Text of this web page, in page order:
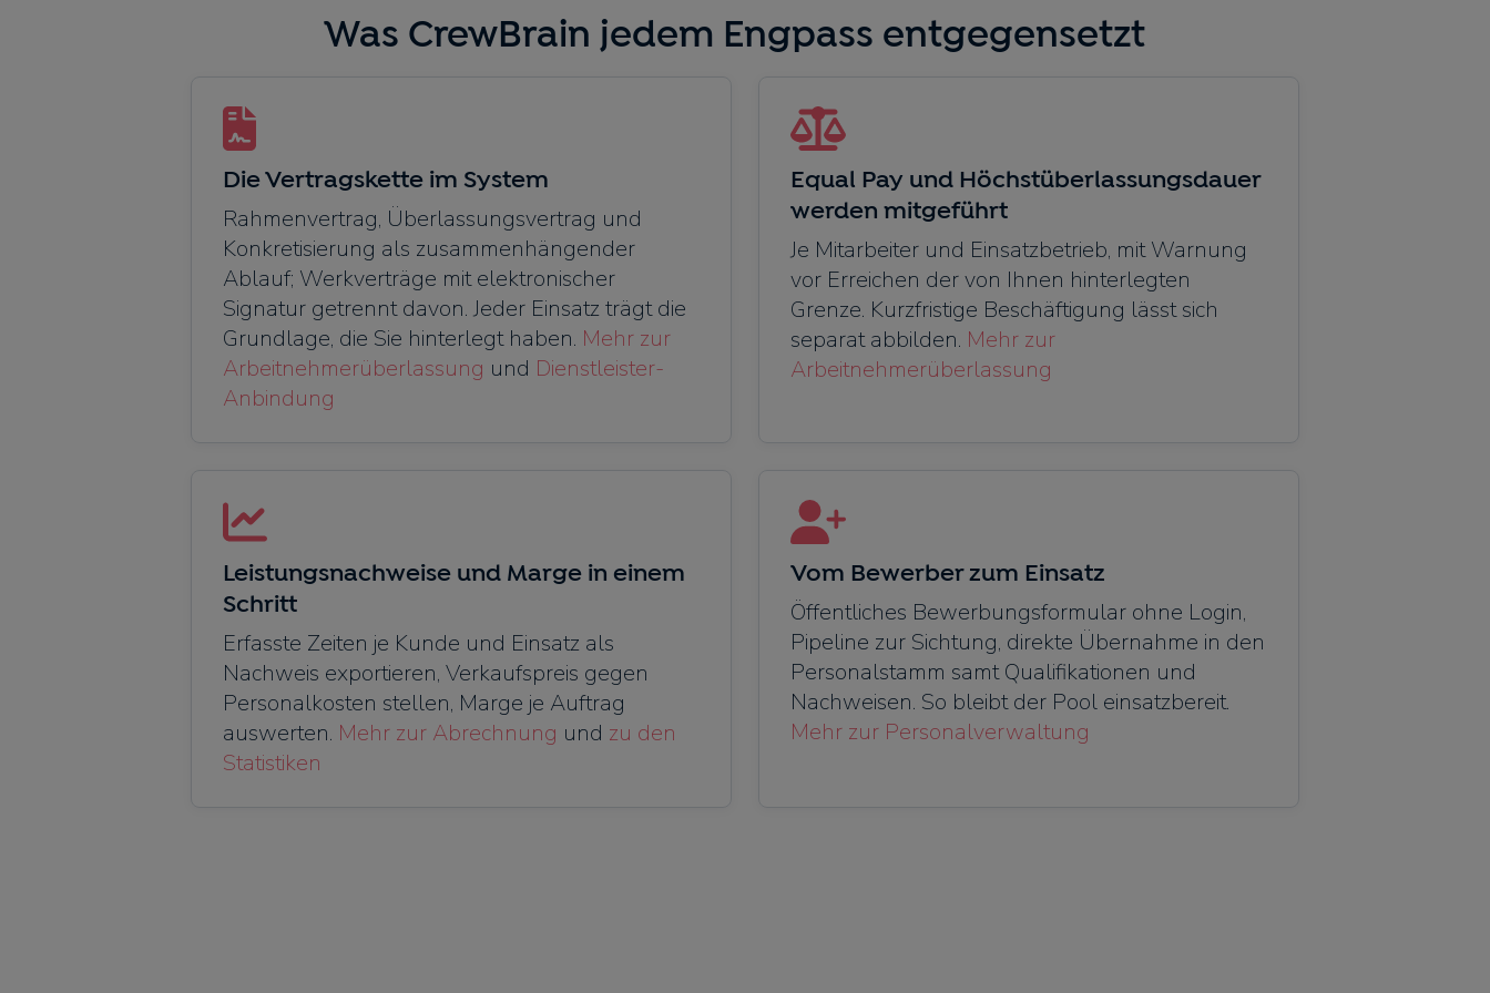
Was CrewBrain jedem Engpass entgegensetzt
Die Vertragskette im System
Rahmenvertrag, Überlassungsvertrag und
Konkretisierung als zusammenhängender
Ablauf; Werkverträge mit elektronischer
Signatur getrennt davon. Jeder Einsatz trägt die
Grundlage, die Sie hinterlegt haben. Mehr zur
Arbeitnehmerüberlassung und Dienstleister-
Anbindung
Equal Pay und Höchstüberlassungsdauer
werden mitgeführt
Je Mitarbeiter und Einsatzbetrieb, mit Warnung
vor Erreichen der von Ihnen hinterlegten
Grenze. Kurzfristige Beschäftigung lässt sich
separat abbilden. Mehr zur
Arbeitnehmerüberlassung
Leistungsnachweise und Marge in einem
Schritt
Erfasste Zeiten je Kunde und Einsatz als
Nachweis exportieren, Verkaufspreis gegen
Personalkosten stellen, Marge je Auftrag
auswerten. Mehr zur Abrechnung und zu den
Statistiken
Vom Bewerber zum Einsatz
Öffentliches Bewerbungsformular ohne Login,
Pipeline zur Sichtung, direkte Übernahme in den
Personalstamm samt Qualifikationen und
Nachweisen. So bleibt der Pool einsatzbereit.
Mehr zur Personalverwaltung